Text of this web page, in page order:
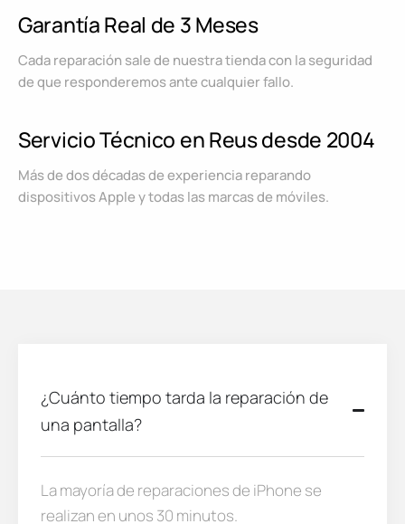
Garantía Real de 3 Meses
Cada reparación sale de nuestra tienda con la seguridad
de que responderemos ante cualquier fallo.
Servicio Técnico en Reus desde 2004
Más de dos décadas de experiencia reparando
dispositivos Apple y todas las marcas de móviles.
¿Cuánto tiempo tarda la reparación de
una pantalla?
La mayoría de reparaciones de iPhone se
realizan en unos 30 minutos.